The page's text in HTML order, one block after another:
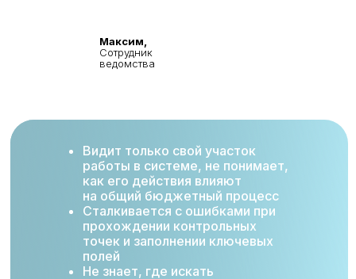
Видит только свой участок
работы в системе, не понимает,
как его действия влияют
на общий бюджетный процесс
Сталкивается с ошибками при
прохождении контрольных
точек и заполнении ключевых
полей
Не знает, где искать
Максим,
Сотрудник
ведомства